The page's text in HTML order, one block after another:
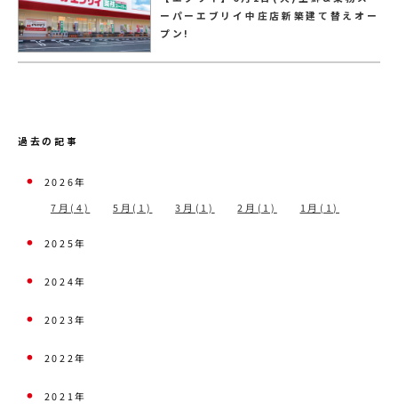
ーパーエブリイ中庄店新築建て替えオー
プン!
過去の記事
2026年
7月(4)
5月(1) 3月(1) 2月(1) 1月(1)
2025年
2024年
2023年
2022年
2021年